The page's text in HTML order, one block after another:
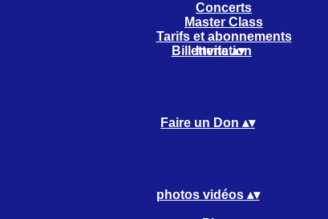
Concerts
Master Class
Tarifs et abonnements
Invitation
Billetterie▴▾
Faire un Don ▴▾
photos vidéos ▴▾